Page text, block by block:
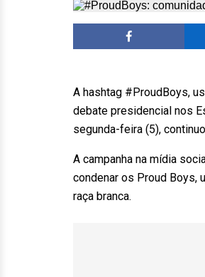
A hashtag #ProudBoys,
debate presidencial nos
segunda-feira (5),
A campanha na mídia
condenar os Proud Boys,
raça branca.